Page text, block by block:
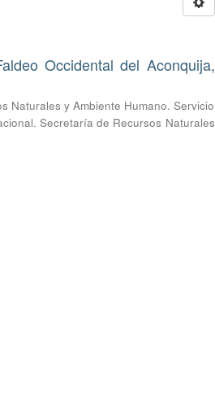
Occidental del Aconquija,
Naturales y Ambiente Humano. Servicio
Secretaría de Recursos Naturales